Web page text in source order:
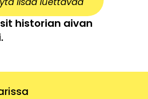
historian aivan